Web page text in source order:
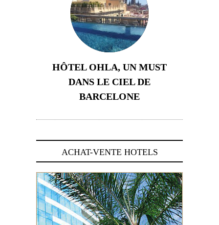
HÔTEL OHLA, UN MUST
DANS LE CIEL DE
BARCELONE
ACHAT-VENTE HOTELS